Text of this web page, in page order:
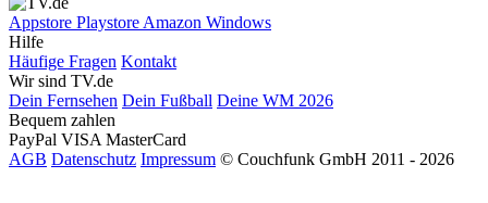
Appstore Playstore Amazon Windows
Hilfe
Häufige Fragen Kontakt
Wir sind TV.de
Dein Fernsehen Dein Fußball Deine WM 2026
Bequem zahlen
PayPal VISA MasterCard
AGB Datenschutz Impressum © Couchfunk GmbH 2011 - 2026